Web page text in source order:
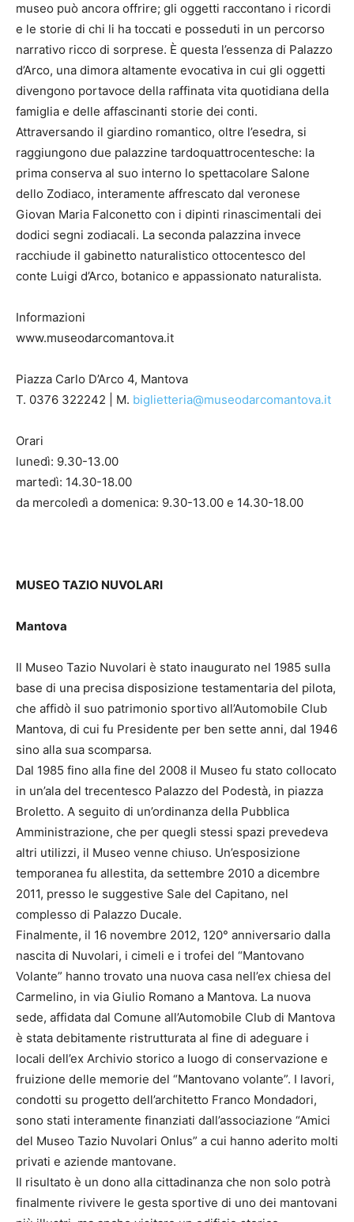
museo può ancora offrire; gli oggetti raccontano i ricordi
e le storie di chi li ha toccati e posseduti in un percorso
narrativo ricco di sorprese. È questa l’essenza di Palazzo
d’Arco, una dimora altamente evocativa in cui gli oggetti
divengono portavoce della raffinata vita quotidiana della
famiglia e delle affascinanti storie dei conti.
Attraversando il giardino romantico, oltre l’esedra, si
raggiungono due palazzine tardoquattrocentesche: la
prima conserva al suo interno lo spettacolare Salone
dello Zodiaco, interamente affrescato dal veronese
Giovan Maria Falconetto con i dipinti rinascimentali dei
dodici segni zodiacali. La seconda palazzina invece
racchiude il gabinetto naturalistico ottocentesco del
conte Luigi d’Arco, botanico e appassionato naturalista.
Informazioni
www.museodarcomantova.it
Piazza Carlo D’Arco 4, Mantova
T. 0376 322242 | M. biglietteria@museodarcomantova.it
Orari
lunedì: 9.30-13.00
martedì: 14.30-18.00
da mercoledì a domenica: 9.30-13.00 e 14.30-18.00
MUSEO TAZIO NUVOLARI
Mantova
Il Museo Tazio Nuvolari è stato inaugurato nel 1985 sulla
base di una precisa disposizione testamentaria del pilota,
che affidò il suo patrimonio sportivo all’Automobile Club
Mantova, di cui fu Presidente per ben sette anni, dal 1946
sino alla sua scomparsa.
Dal 1985 fino alla fine del 2008 il Museo fu stato collocato
in un’ala del trecentesco Palazzo del Podestà, in piazza
Broletto. A seguito di un’ordinanza della Pubblica
Amministrazione, che per quegli stessi spazi prevedeva
altri utilizzi, il Museo venne chiuso. Un’esposizione
temporanea fu allestita, da settembre 2010 a dicembre
2011, presso le suggestive Sale del Capitano, nel
complesso di Palazzo Ducale.
Finalmente, il 16 novembre 2012, 120° anniversario dalla
nascita di Nuvolari, i cimeli e i trofei del “Mantovano
Volante” hanno trovato una nuova casa nell’ex chiesa del
Carmelino, in via Giulio Romano a Mantova. La nuova
sede, affidata dal Comune all’Automobile Club di Mantova
è stata debitamente ristrutturata al fine di adeguare i
locali dell’ex Archivio storico a luogo di conservazione e
fruizione delle memorie del “Mantovano volante”. I lavori,
condotti su progetto dell’architetto Franco Mondadori,
sono stati interamente finanziati dall’associazione “Amici
del Museo Tazio Nuvolari Onlus” a cui hanno aderito molti
privati e aziende mantovane.
Il risultato è un dono alla cittadinanza che non solo potrà
finalmente rivivere le gesta sportive di uno dei mantovani